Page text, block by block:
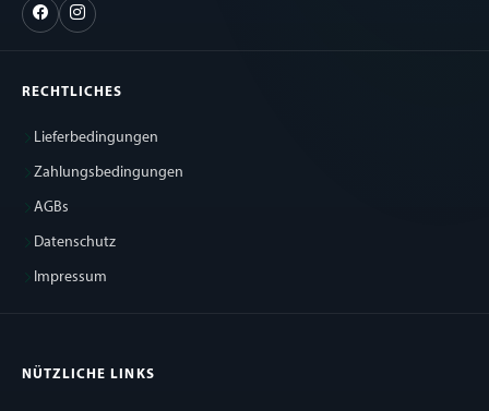
RECHTLICHES
Lieferbedingungen
Zahlungsbedingungen
AGBs
Datenschutz
Impressum
NÜTZLICHE LINKS